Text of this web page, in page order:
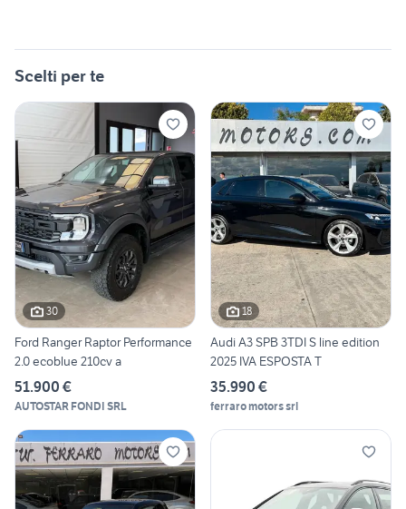
Scelti per te
30
Ford Ranger Raptor Performance
2.0 ecoblue 210cv a
51.900 €
AUTOSTAR FONDI SRL
18
Audi A3 SPB 3TDI S line edition
2025 IVA ESPOSTA T
35.990 €
ferraro motors srl